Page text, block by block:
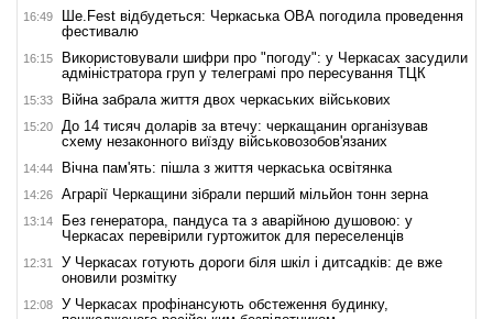
16:49
Ше.Fest відбудеться: Черкаська ОВА погодила проведення
фестивалю
16:15
Використовували шифри про "погоду": у Черкасах засудили
адміністратора груп у телеграмі про пересування ТЦК
15:33 Війна забрала життя двох черкаських військових
15:20
До 14 тисяч доларів за втечу: черкащанин організував
схему незаконного виїзду військовозобов'язаних
14:44 Вічна пам'ять: пішла з життя черкаська освітянка
14:26 Аграрії Черкащини зібрали перший мільйон тонн зерна
13:14
Без генератора, пандуса та з аварійною душовою: у
Черкасах перевірили гуртожиток для переселенців
12:31
У Черкасах готують дороги біля шкіл і дитсадків: де вже
оновили розмітку
12:08
У Черкасах профінансують обстеження будинку,